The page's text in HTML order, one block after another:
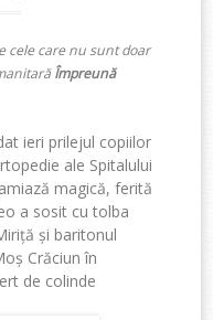
cele care nu sunt doar
Împreună
ieri prilejul copiilor
ale Spitalului
magică, ferită
a sosit cu tolba
și baritonul
Crăciun în
de colinde